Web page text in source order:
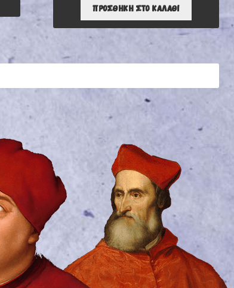
WAS:
3,31 €.
ΤΙΜΉ
ΕΊΝΑΙ:
2,22 €.
ΠΡΟΣΘΉΚΗ ΣΤΟ ΚΑΛΆΘΙ